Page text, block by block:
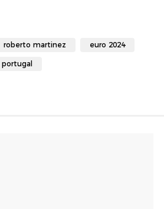
roberto martinez euro 2024
portugal